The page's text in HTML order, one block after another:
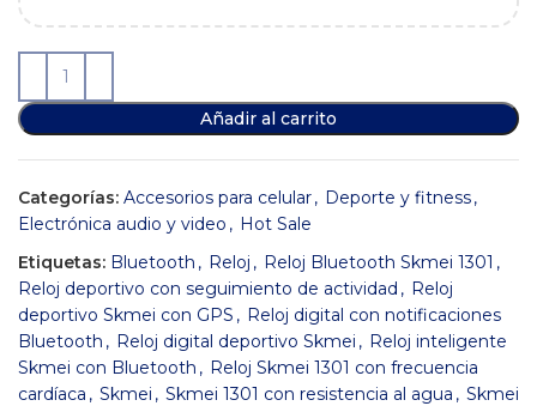
Añadir al carrito
Categorías: Accesorios para celular, Deporte y fitness,
Electrónica audio y video , Hot Sale
Etiquetas: Bluetooth , Reloj , Reloj Bluetooth Skmei 1301 ,
Reloj deportivo con seguimiento de actividad , Reloj
deportivo Skmei con GPS , Reloj digital con notificaciones
Bluetooth , Reloj digital deportivo Skmei , Reloj inteligente
Skmei con Bluetooth , Reloj Skmei 1301 con frecuencia
cardíaca , Skmei , Skmei 1301 con resistencia al agua , Skmei